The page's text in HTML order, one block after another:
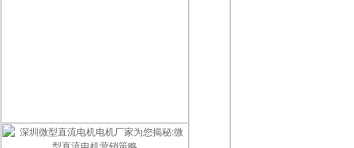
深圳微型直流电机电机厂家为您揭秘:微型直流电机的销售方案